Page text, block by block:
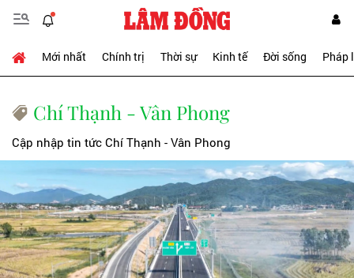
Mới nhất Chính trị Thời sự Kinh tế Đời sống Pháp
Chí Thạnh - Vân Phong
Cập nhập tin tức Chí Thạnh - Vân Phong